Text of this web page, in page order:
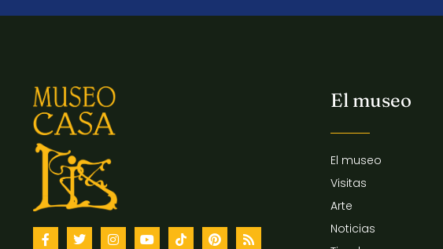
El museo
El museo
Visitas
Arte
Noticias